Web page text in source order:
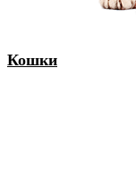
Кошки